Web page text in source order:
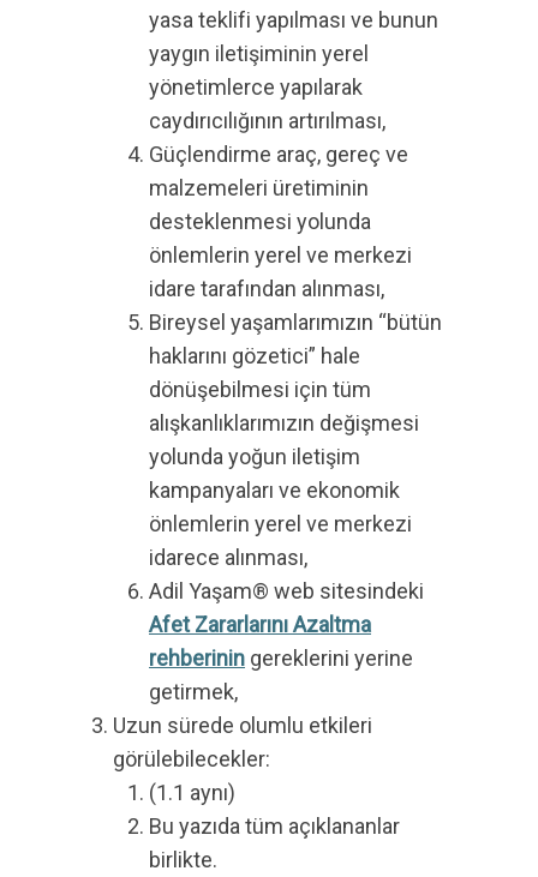
yasa teklifi yapılması ve bunun
yaygın iletişiminin yerel
yönetimlerce yapılarak
caydırıcılığının artırılması,
Güçlendirme araç, gereç ve
malzemeleri üretiminin
desteklenmesi yolunda
önlemlerin yerel ve merkezi
idare tarafından alınması,
Bireysel yaşamlarımızın “bütün
haklarını gözetici” hale
dönüşebilmesi için tüm
alışkanlıklarımızın değişmesi
yolunda yoğun iletişim
kampanyaları ve ekonomik
önlemlerin yerel ve merkezi
idarece alınması,
Adil Yaşam® web sitesindeki
Afet Zararlarını Azaltma
rehberinin gereklerini yerine
getirmek,
Uzun sürede olumlu etkileri
görülebilecekler:
(1.1 aynı)
Bu yazıda tüm açıklananlar
birlikte.